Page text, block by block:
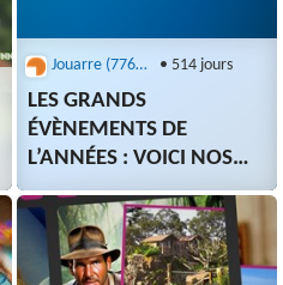
Jouarre (77640) - office de tourisme • 514 jours
LES GRANDS
ÉVÈNEMENTS DE
L’ANNÉES : VOICI NOS
FESTI-HEUREUSES !